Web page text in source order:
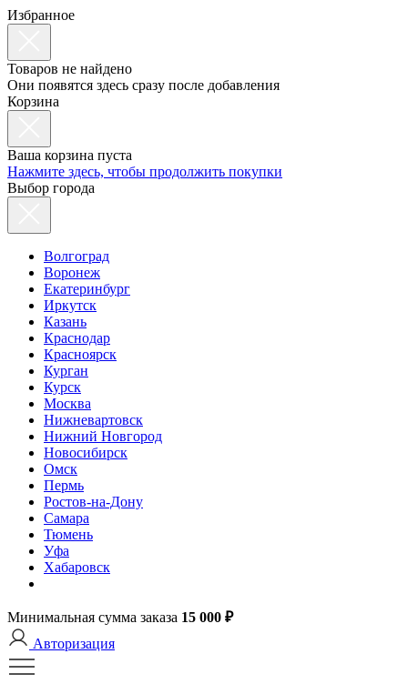
Избранное
Товаров не найдено
Они появятся здесь сразу после добавления
Корзина
Ваша корзина пуста
Нажмите здесь, чтобы продолжить покупки
Выбор города
Волгоград
Воронеж
Екатеринбург
Иркутск
Казань
Краснодар
Красноярск
Курган
Курск
Москва
Нижневартовск
Нижний Новгород
Новосибирск
Омск
Пермь
Ростов-на-Дону
Самара
Тюмень
Уфа
Хабаровск
Минимальная сумма заказа 15 000 ₽
Авторизация